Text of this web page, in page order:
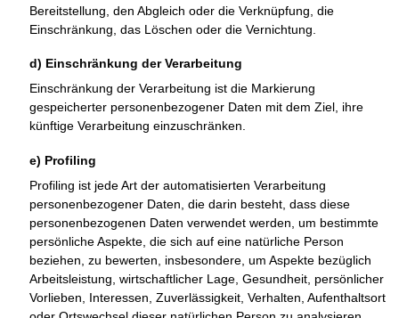
Bereitstellung, den Abgleich oder die Verknüpfung, die
Einschränkung, das Löschen oder die Vernichtung.
d) Einschränkung der Verarbeitung
Einschränkung der Verarbeitung ist die Markierung
gespeicherter personenbezogener Daten mit dem Ziel, ihre
künftige Verarbeitung einzuschränken.
e) Profiling
Profiling ist jede Art der automatisierten Verarbeitung
personenbezogener Daten, die darin besteht, dass diese
personenbezogenen Daten verwendet werden, um bestimmte
persönliche Aspekte, die sich auf eine natürliche Person
beziehen, zu bewerten, insbesondere, um Aspekte bezüglich
Arbeitsleistung, wirtschaftlicher Lage, Gesundheit, persönlicher
Vorlieben, Interessen, Zuverlässigkeit, Verhalten, Aufenthaltsort